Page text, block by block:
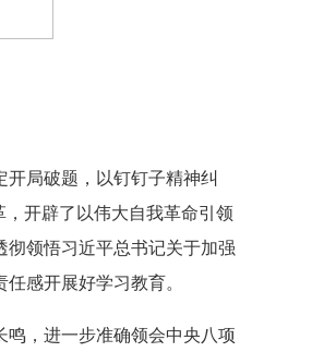
局破题，以钉钉子精神纠
开辟了以伟大自我革命引领
领悟习近平总书记关于加强
感开展好学习教育。
，进一步准确领会中央八项